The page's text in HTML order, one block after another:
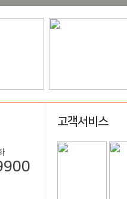
고객서비스